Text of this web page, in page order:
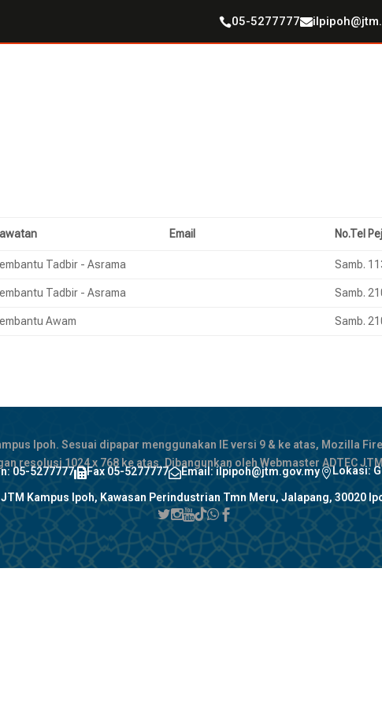
05-5277777
Email No.Tel
Tadbir - Asrama Samb.
Tadbir - Asrama Samb.
Awam Samb.






JTM Kampus Ipoh, Kawasan Perindustrian Tmn Meru, Jalapang, 30020
05-5277777Fax 05-5277777Email: ilpipoh@jtm.gov.myLokasi:
Ipoh. Sesuai dipapar menggunakan IE versi 9 & ke atas, Mozilla
resolusi 1024 x 768 ke atas. Dibangunkan oleh Webmaster ADTEC